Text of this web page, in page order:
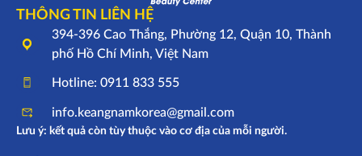
THÔNG TIN LIÊN HỆ
394-396 Cao Thắng, Phường 12, Quận 10, Thành
phố Hồ Chí Minh, Việt Nam
Hotline: 0911 833 555
info.keangnamkorea@gmail.com
Lưu ý: kết quả còn tùy thuộc vào cơ địa của mỗi người.